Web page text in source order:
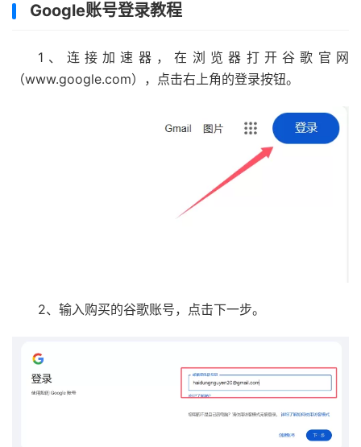
Google账号登录教程
1、连接加速器，在浏览器打开谷歌官网
（www.google.com），点击右上角的登录按钮。
2、输入购买的谷歌账号，点击下一步。